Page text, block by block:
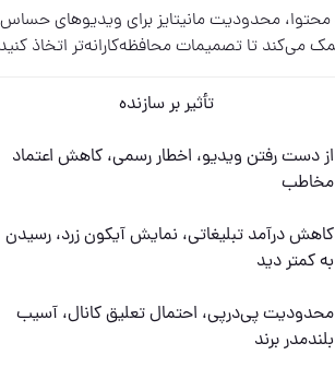
محدودیت مانیتایز برای ویدیوهای
تا تصمیمات محافظه‌کارانه‌تر اتخاذ
تأثیر بر سازنده
از دست رفتن ویدیو، اخطار رسمی، کاهش اعتماد
مخاطب
کاهش درآمد تبلیغاتی، نمایش آیکون زرد، رسیدن
به کمتر دید
محدودیت پی‌درپی، احتمال تعلیق کانال، آسیب
بلندمدر برند